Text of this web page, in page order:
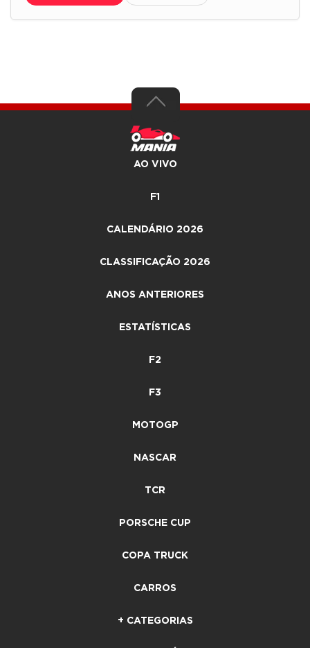
AO VIVO
F1
CALENDÁRIO 2026
CLASSIFICAÇÃO 2026
ANOS ANTERIORES
ESTATÍSTICAS
F2
F3
MOTOGP
NASCAR
TCR
PORSCHE CUP
COPA TRUCK
CARROS
+ CATEGORIAS